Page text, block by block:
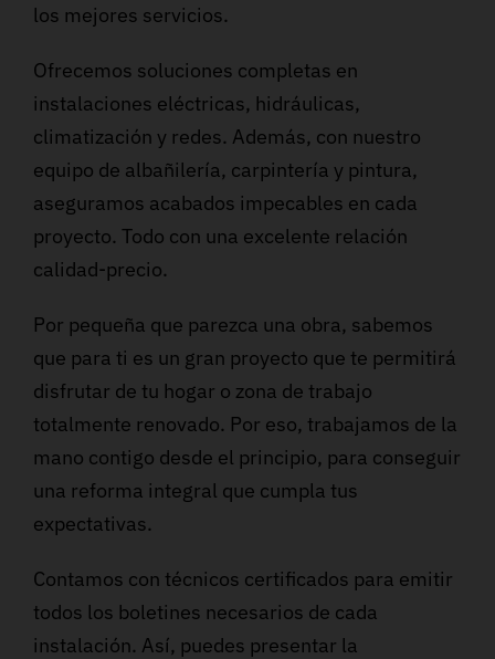
los mejores servicios.
Ofrecemos soluciones completas en
instalaciones eléctricas, hidráulicas,
climatización y redes. Además, con nuestro
equipo de albañilería, carpintería y pintura,
aseguramos acabados impecables en cada
proyecto. Todo con una excelente relación
calidad-precio.
Por pequeña que parezca una obra, sabemos
que para ti es un gran proyecto que te permitirá
disfrutar de tu hogar o zona de trabajo
totalmente renovado. Por eso, trabajamos de la
mano contigo desde el principio, para conseguir
una reforma integral que cumpla tus
expectativas.
Contamos con técnicos certificados para emitir
todos los boletines necesarios de cada
instalación. Así, puedes presentar la